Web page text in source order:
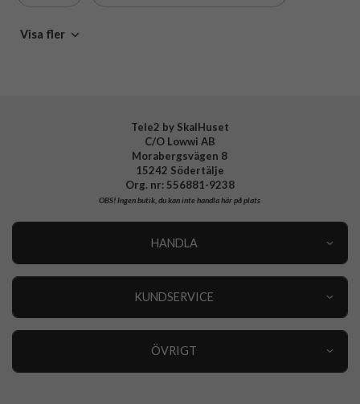
Tillverkarens art nr
Spigen
Visa fler
Tele2 by SkalHuset
C/O Lowwi AB
Morabergsvägen 8
15242 Södertälje
Org. nr: 556881-9238
OBS!Ingen butik, du kan inte handla här på plats
HANDLA
KUNDSERVICE
ÖVRIGT